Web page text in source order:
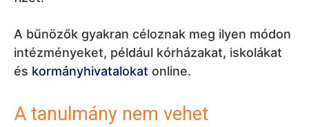
A bűnözők gyakran céloznak meg ilyen módon
intézményeket, például kórházakat, iskolákat
és kormányhivatalokat online.
A tanulmány nem vehet